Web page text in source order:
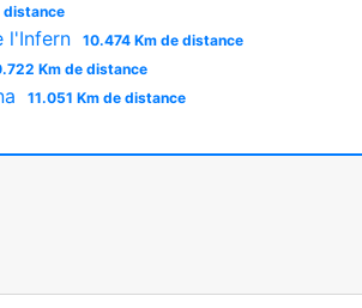
distance
l'Infern
10.474 Km de distance
Km de distance
11.051 Km de distance